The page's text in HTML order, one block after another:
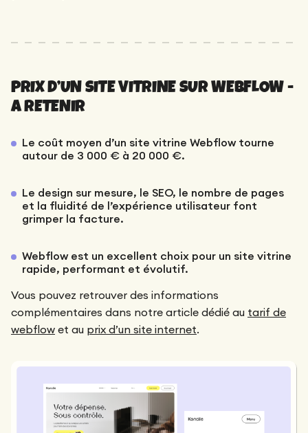
PRIX D’UN SITE VITRINE SUR WEBFLOW -
A RETENIR
Le coût moyen d’un site vitrine Webflow tourne
autour de 3 000 € à 20 000 €.
Le design sur mesure, le SEO, le nombre de pages
et la fluidité de l’expérience utilisateur font
grimper la facture.
Webflow est un excellent choix pour un site vitrine
rapide, performant et évolutif.
Vous pouvez retrouver des informations
complémentaires dans notre article dédié au tarif de
webflow et au prix d’un site internet.